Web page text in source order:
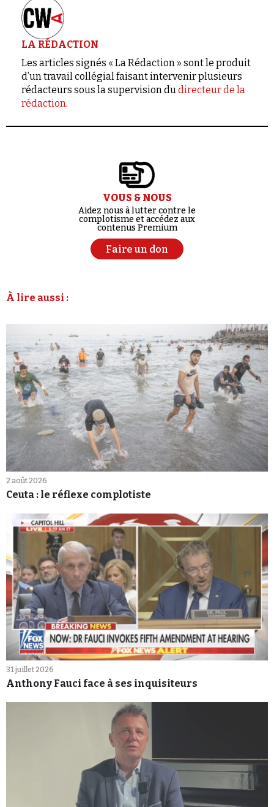
LA RÉDACTION
Les articles signés « La Rédaction » sont le produit
d’un travail collégial faisant intervenir plusieurs
rédacteurs sous la supervision dudirecteur de la
rédaction.
VOUS & NOUS
Aidez nous à lutter contre le
complotisme et accédez aux
contenus Premium
Faire un don
À lire aussi :
2 août 2026
Ceuta : le réflexe complotiste
31 juillet 2026
Anthony Fauci face à ses inquisiteurs